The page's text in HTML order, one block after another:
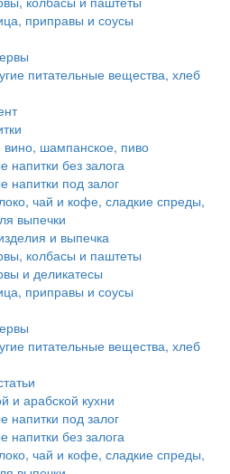
приправы и соусы
питательные вещества, хлеб
вино, шампанское, пиво
напитки без залога
напитки под залог
чай и кофе, сладкие спреды,
выпечки
и выпечка
колбасы и паштеты
и деликатесы
приправы и соусы
питательные вещества, хлеб
и арабской кухни
напитки под залог
напитки без залога
чай и кофе, сладкие спреды,